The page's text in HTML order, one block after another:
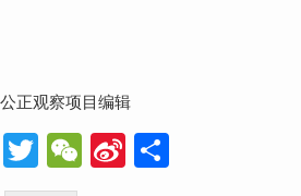
正观察项目编辑
Twitter
WeChat
Sina分